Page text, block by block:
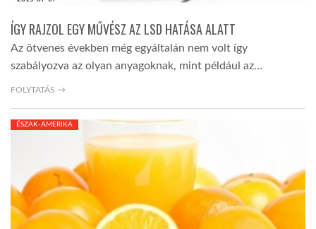
ÍGY RAJZOL EGY MŰVÉSZ AZ LSD HATÁSA ALATT
Az ötvenes években még egyáltalán nem volt így
szabályozva az olyan anyagoknak, mint például az…
FOLYTATÁS →
ÉSZAK-AMERIKA